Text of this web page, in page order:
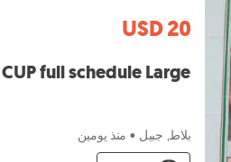
USD 20
full schedule Large
بلاط, جبيل • منذ يومين